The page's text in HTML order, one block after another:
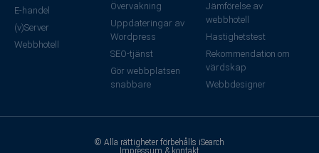
E-handel
(v)Server
Webbhotell
Övervakning
Uppdateringar av
Wordpress
SEO-tjänst
Gör webbplatsen
snabbare
Jämförelse av
webbhotell
Hastighetstest
Rekommendation om
värdskap
Webbdesigner
© Alla rättigheter förbehålls iSearch
Impressum & kontakt